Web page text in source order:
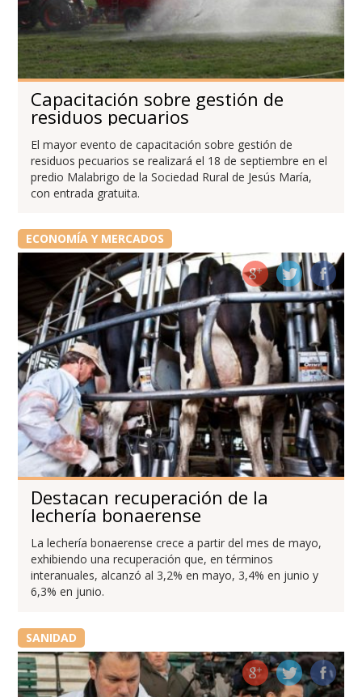
Capacitación sobre gestión de
residuos pecuarios
El mayor evento de capacitación sobre gestión de
residuos pecuarios se realizará el 18 de septiembre en el
predio Malabrigo de la Sociedad Rural de Jesús María,
con entrada gratuita.
ECONOMÍA Y MERCADOS
Destacan recuperación de la
lechería bonaerense
La lechería bonaerense crece a partir del mes de mayo,
exhibiendo una recuperación que, en términos
interanuales, alcanzó al 3,2% en mayo, 3,4% en junio y
6,3% en junio.
SANIDAD